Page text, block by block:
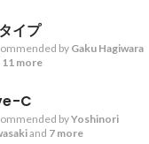
イプ
by Gaku Hagiwara
11 more
C
byYoshinori
and 7 more